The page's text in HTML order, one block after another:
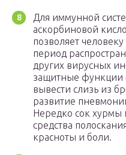
Для иммунной
аскорбиновой
позволяет
период
других вирусных
защитные функции
вывести слизь из
развитие
Нередко сок хурмы
средства
красноты и боли.